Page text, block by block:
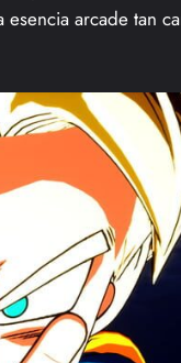
arcade tan